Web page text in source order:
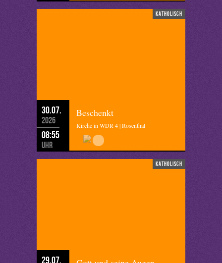
katholisch
30.07.
2026
08:55
Uhr
Beschenkt
Kirche in WDR 4 | Rosenthal
katholisch
29.07.